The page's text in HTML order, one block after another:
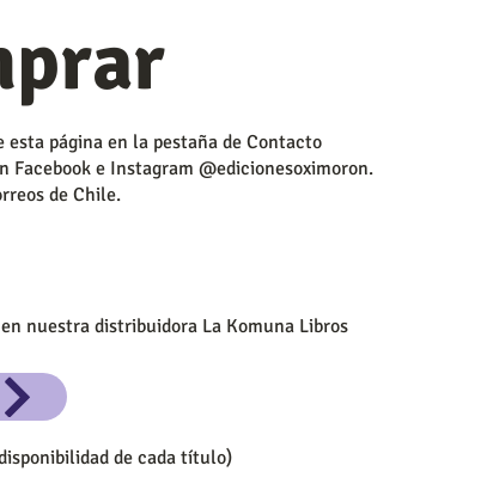
página en la pestaña de Contacto
Facebook e Instagram @edicionesoximoron.
de Chile.
nuestra distribuidora La Komuna Libros
de cada título)